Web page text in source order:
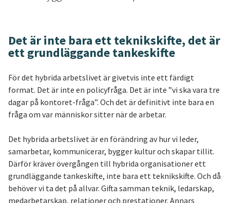
Det är inte bara ett teknikskifte, det är
ett grundläggande tankeskifte
För det hybrida arbetslivet är givetvis inte ett färdigt
format. Det är inte en policyfråga. Det är inte ”vi ska vara tre
dagar på kontoret-fråga”. Och det är definitivt inte bara en
fråga om var människor sitter när de arbetar.
Det hybrida arbetslivet är en förändring av hur vi leder,
samarbetar, kommunicerar, bygger kultur och skapar tillit.
Därför kräver övergången till hybrida organisationer ett
grundläggande tankeskifte, inte bara ett teknikskifte. Och då
behöver vi ta det på allvar. Gifta samman teknik, ledarskap,
medarbetarskap, relationer och prestationer. Annars